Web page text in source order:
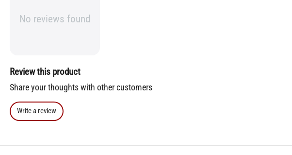
No reviews found
Review this product
Share your thoughts with other customers
Write a review